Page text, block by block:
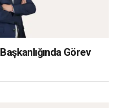
Görev